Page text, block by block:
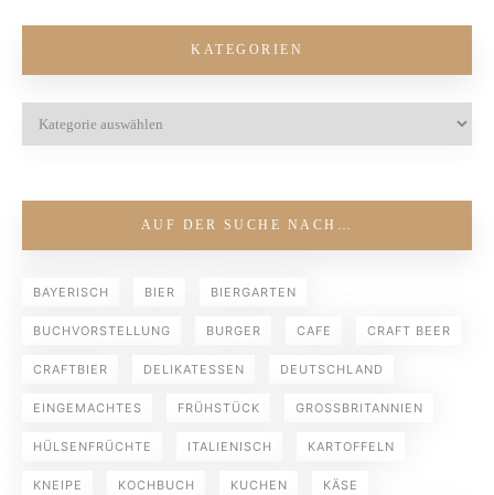
KATEGORIEN
AUF DER SUCHE NACH…
BAYERISCH BIER BIERGARTEN
BUCHVORSTELLUNG BURGER CAFE CRAFT BEER
CRAFTBIER DELIKATESSEN DEUTSCHLAND
EINGEMACHTES FRÜHSTÜCK GROSSBRITANNIEN
HÜLSENFRÜCHTE ITALIENISCH KARTOFFELN
KNEIPE KOCHBUCH KUCHEN KÄSE